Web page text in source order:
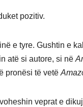
pozitiv.
e tyre. Gushtin e
atë si autore, si në
pronësi të vetë
veprat e